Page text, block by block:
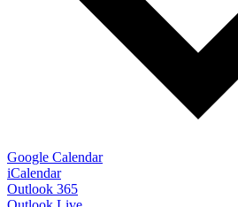
Google Calendar
iCalendar
Outlook 365